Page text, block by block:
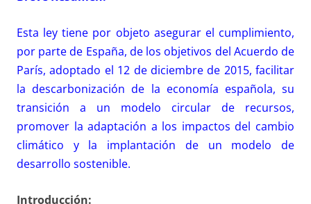
Esta ley tiene por objeto asegurar el cumplimiento,
por parte de España, de los objetivos del Acuerdo de
París, adoptado el 12 de diciembre de 2015, facilitar
la descarbonización de la economía española, su
transición a un modelo circular de recursos,
promover la adaptación a los impactos del cambio
climático y la implantación de un modelo de
desarrollo sostenible.
Introducción: